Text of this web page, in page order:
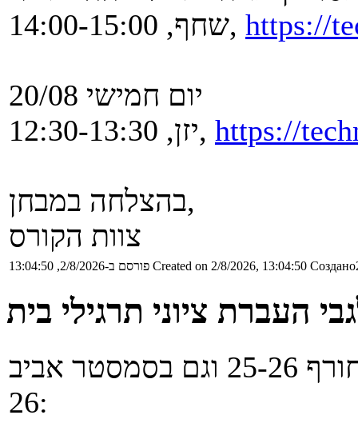
שחף, 14:00-15:00, https://
יום חמישי 20/08
יזן, 12:30-13:30, https://
בהצלחה במבחן,
צוות הקורס
פורסם ב-2/8/2026, 13:04:50 Created on 2/8/2026, 13:04:50
העברת ציוני תרגילי בית
לסטודנטים שרשומים גם בסמסטר חורף 25-26 וגם בסמסטר אביב
26: